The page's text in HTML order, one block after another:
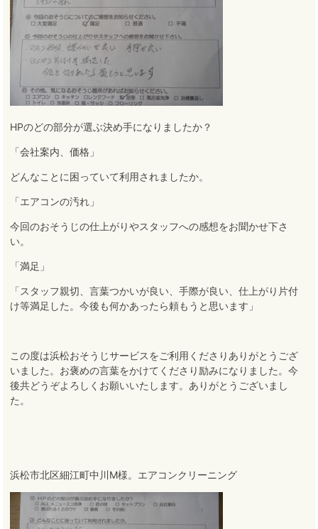
HPのどの部分が選ぶ決め手になりましたか？
「会社案内、価格」
どんなことに困っていて利用されましたか。
「エアコンの汚れ」
今回のおそうじの仕上がりやスタッフへの感想をお聞かせ下さ
い。
「満足」
「スタッフ親切、言葉つかいが良い、手際が良い、仕上がり片付
け等満足した。今後も何かあったら頼もうと思います」
この度は浜松おそうじサービスをご利用くださりありがとうござ
いました 。 お褒めの言葉をかけてくださり励みになりました 。今
後共どうぞよろしくお願いいたします。 ありがとうございまし
た。
浜松市北区細江町中川M様。エアコンクリーニング